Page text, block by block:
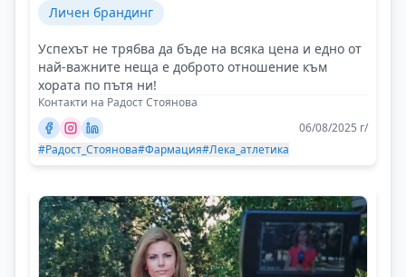
Личен брандинг
Успехът не трябва да бъде на всяка цена и едно от
най-важните неща е доброто отношение към
хората по пътя ни!
Контакти на Радост Стоянова
06/08/2025 г/
#Радост_Стоянова#Фармация#Лека_атлетика